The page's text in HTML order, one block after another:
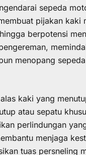
sepeda
pijakan kaki
berpotensi
menopang
kaki yang
atau sepatu
perlindungan
menjaga
tuas persneling